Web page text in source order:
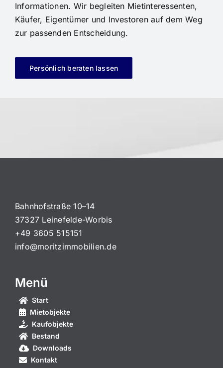
Informationen. Wir begleiten Mietinteressenten,
Käufer, Eigentümer und Investoren auf dem Weg
zur passenden Entscheidung.
Persönlich beraten lassen
Bahnhofstraße 10–14
37327 Leinefelde-Worbis
+49 3605 515151
info@moritzimmobilien.de
Menü
Start
Mietobjekte
Kaufobjekte
Bestand
Downloads
Kontakt